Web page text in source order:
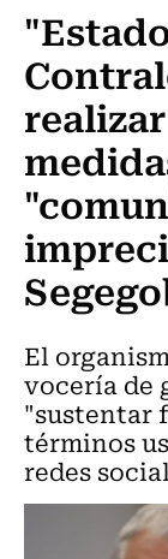
El
vocería de
"sustentar
términos
redes